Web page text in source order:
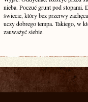
nieba. Poczuć grunt pod stopami.
świecie, który bez przerwy
uczy dobrego tempa. Takiego, w
zauważyć siebie.